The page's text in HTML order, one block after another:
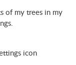
of my trees in my
icon